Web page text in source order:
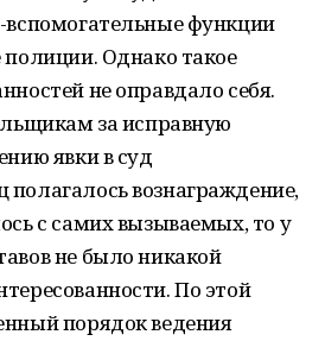
вспомогательные функции
Однако такое
не оправдало себя.
за исправную
явки в суд
вознаграждение,
с самих вызываемых, то у
не было никакой
По этой
порядок ведения